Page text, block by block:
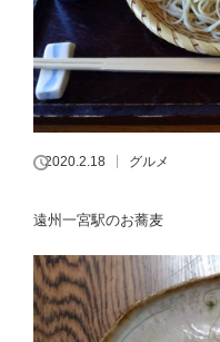
2020.2.18 グルメ
遠州一宮駅のお蕎麦